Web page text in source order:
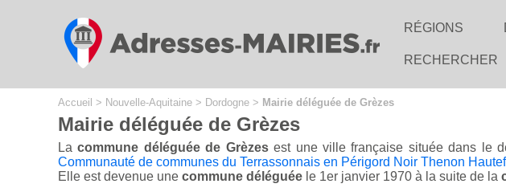
RÉGIONS
RECHERCHER
Accueil > Nouvelle-Aquitaine > Dordogne > Mairie déléguée de Grèzes
Mairie déléguée de Grèzes
Lacommune déléguée de Grèzesest une ville française située dans le
Communauté de communes du Terrassonnais en Périgord Noir Thenon
Elle est devenue une commune déléguée le 1er janvier 1970 à la suite de la